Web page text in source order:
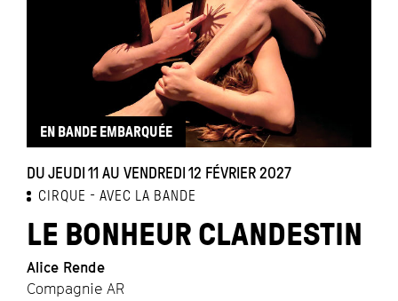
EN BANDE EMBARQUÉE
DU JEUDI 11 AU VENDREDI 12 FÉVRIER 2027
CIRQUE AVEC LA BANDE
LE BONHEUR CLANDESTIN
Alice Rende
Compagnie AR